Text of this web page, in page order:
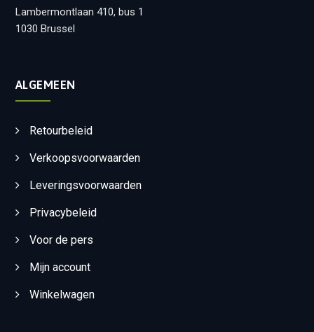
Lambermontlaan 410, bus 1
1030 Brussel
ALGEMEEN
Retourbeleid
Verkoopsvoorwaarden
Leveringsvoorwaarden
Privacybeleid
Voor de pers
Mijn account
Winkelwagen